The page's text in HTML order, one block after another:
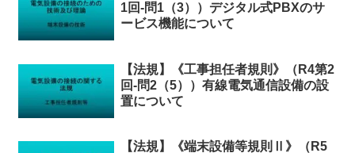
1回-問1（3））デジタル式PBXのサ
ービス機能について
【法規】《工事担任者規則》（R4第2
回-問2（5））有線電気通信設備の設
置について
【法規】《端末設備等規則Ⅱ》（R5